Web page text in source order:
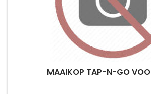
MAAIKOP TAP-N-GO